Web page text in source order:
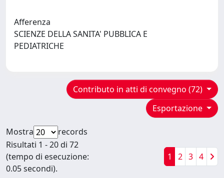
Afferenza
SCIENZE DELLA SANITA' PUBBLICA E
PEDIATRICHE
Contributo in atti di convegno (72)
Esportazione
Mostra
records
Risultati 1 - 20 di 72
(tempo di esecuzione:
0.05 secondi).
1 2 3 4